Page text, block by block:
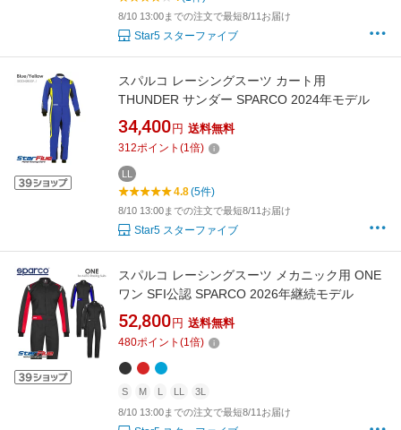
8/10 13:00までの注文で最短8/11お届け
Star5 スターファイブ
スパルコ レーシングスーツ カート用
THUNDER サンダー SPARCO 2024年モデル
34,400 円 送料無料
312ポイント (1倍)
LL
4.8(5件)
8/10 13:00までの注文で最短8/11お届け
Star5 スターファイブ
スパルコ レーシングスーツ メカニック用 ONE
ワン SFI公認 SPARCO 2026年継続モデル
52,800 円 送料無料
480ポイント (1倍)
S M L LL
3L
8/10 13:00までの注文で最短8/11お届け